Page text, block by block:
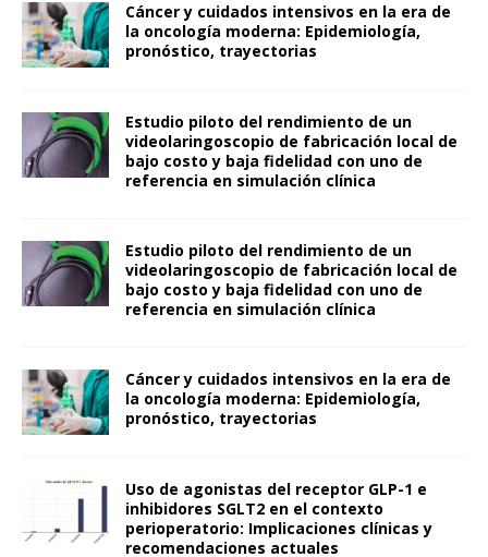
Cáncer y cuidados intensivos en la era de
la oncología moderna: Epidemiología,
pronóstico, trayectorias
Estudio piloto del rendimiento de un
videolaringoscopio de fabricación local de
bajo costo y baja fidelidad con uno de
referencia en simulación clínica
Estudio piloto del rendimiento de un
videolaringoscopio de fabricación local de
bajo costo y baja fidelidad con uno de
referencia en simulación clínica
Cáncer y cuidados intensivos en la era de
la oncología moderna: Epidemiología,
pronóstico, trayectorias
Uso de agonistas del receptor GLP-1 e
inhibidores SGLT2 en el contexto
perioperatorio: Implicaciones clínicas y
recomendaciones actuales